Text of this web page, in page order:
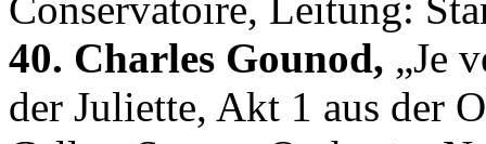
Conservatoire, Leitung:
40. Charles Gounod, „Je
der Juliette, Akt 1 aus der